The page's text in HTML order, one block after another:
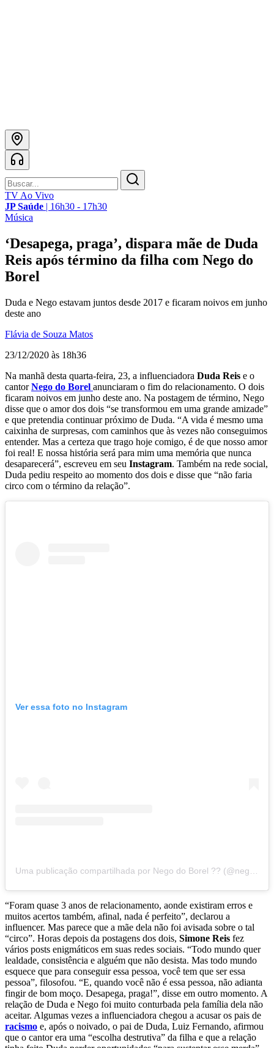
TV Ao Vivo
JP Saúde | 16h30 - 17h30
Música
‘Desapega, praga’, dispara mãe de Duda
Reis após término da filha com Nego do
Borel
Duda e Nego estavam juntos desde 2017 e ficaram noivos em junho
deste ano
Flávia de Souza Matos
23/12/2020 às 18h36
Na manhã desta quarta-feira, 23, a influenciadora Duda Reis e o
cantorNego do Borel anunciaram o fim do relacionamento. O dois
ficaram noivos em junho deste ano. Na postagem de término, Nego
disse que o amor dos dois “se transformou em uma grande amizade”
e que pretendia continuar próximo de Duda. “A vida é mesmo uma
caixinha de surpresas, com caminhos que às vezes não conseguimos
entender. Mas a certeza que trago hoje comigo, é de que nosso amor
foi real! E nossa história será para mim uma memória que nunca
desaparecerá”, escreveu em seu Instagram. Também na rede social,
Duda pediu respeito ao momento dos dois e disse que “não faria
circo com o término da relação”.
Ver essa foto no Instagram
“Foram quase 3 anos de relacionamento, aonde existiram erros e
muitos acertos também, afinal, nada é perfeito”, declarou a
influencer. Mas parece que a mãe dela não foi avisada sobre o tal
“circo”. Horas depois da postagens dos dois, Simone Reis fez
vários posts enigmáticos em suas redes sociais. “Todo mundo quer
lealdade, consistência e alguém que não desista. Mas todo mundo
esquece que para conseguir essa pessoa, você tem que ser essa
pessoa”, filosofou. “E, quando você não é essa pessoa, não adianta
fingir de bom moço. Desapega, praga!”, disse em outro momento. A
relação de Duda e Nego foi muito conturbada pela família dela não
aceitar. Algumas vezes a influenciadora chegou a acusar os pais de
racismo e, após o noivado, o pai de Duda, Luiz Fernando, afirmou
que o cantor era uma “escolha destrutiva” da filha e que a relação